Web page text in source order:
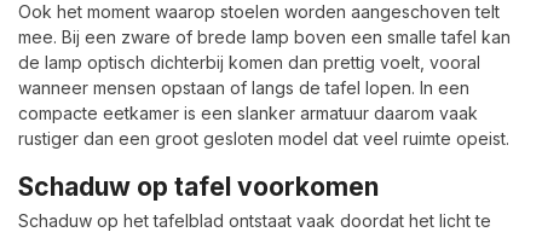
Ook het moment waarop stoelen worden aangeschoven telt
mee. Bij een zware of brede lamp boven een smalle tafel kan
de lamp optisch dichterbij komen dan prettig voelt, vooral
wanneer mensen opstaan of langs de tafel lopen. In een
compacte eetkamer is een slanker armatuur daarom vaak
rustiger dan een groot gesloten model dat veel ruimte opeist.
Schaduw op tafel voorkomen
Schaduw op het tafelblad ontstaat vaak doordat het licht te